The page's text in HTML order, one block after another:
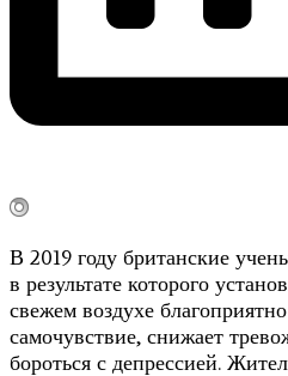
В 2019 году британские
в результате которого
свежем воздухе
самочувствие, снижает
бороться с депрессией.